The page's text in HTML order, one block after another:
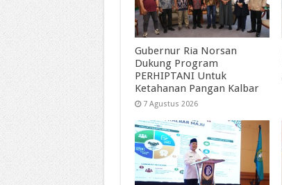
Gubernur Ria Norsan
Dukung Program
PERHIPTANI Untuk
Ketahanan Pangan Kalbar
7 Agustus 2026